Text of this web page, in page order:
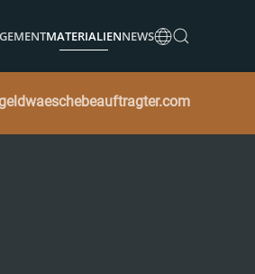
MATERIALIENNEWS